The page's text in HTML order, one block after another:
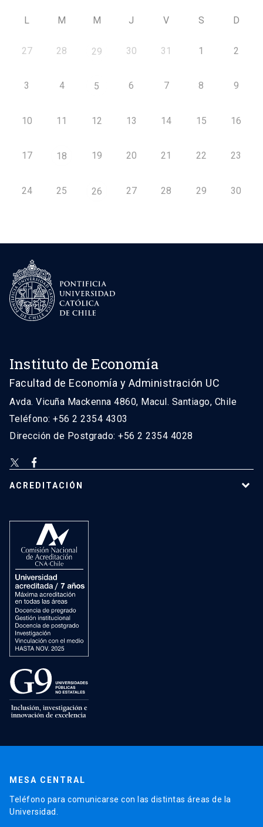
L M M J V S D
27 28 29 30 31 1 2
3 4 5 6 7 8 9
10 11 12 13 14 15 16
17 18 19 20 21 22 23
24 25 26 27 28 29 30
Instituto de Economía
Facultad de Economía y Administración UC
Avda. Vicuña Mackenna 4860, Macul. Santiago, Chile
Teléfono: +56 2 2354 4303
Dirección de Postgrado: +56 2 2354 4028
ACREDITACIÓN
MESA CENTRAL
Teléfono para comunicarse con las distintas áreas de la
Universidad.